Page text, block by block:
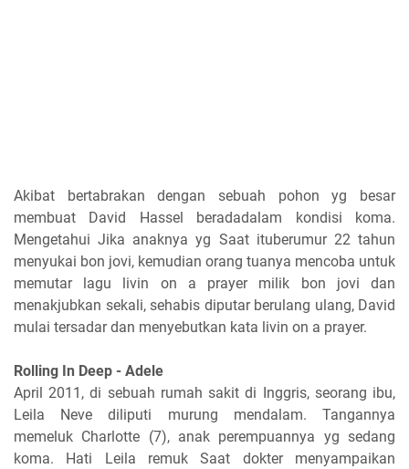
Akibat bertabrakan dengan sebuah pohon yg besar
membuat David Hassel beradadalam kondisi koma.
Mengetahui Jika anaknya yg Saat ituberumur 22 tahun
menyukai bon jovi, kemudian orang tuanya mencoba untuk
memutar lagu livin on a prayer milik bon jovi dan
menakjubkan sekali, sehabis diputar berulang ulang, David
mulai tersadar dan menyebutkan kata livin on a prayer.
Rolling In Deep - Adele
April 2011, di sebuah rumah sakit di Inggris, seorang ibu,
Leila Neve diliputi murung mendalam. Tangannya
memeluk Charlotte (7), anak perempuannya yg sedang
koma. Hati Leila remuk Saat dokter menyampaikan